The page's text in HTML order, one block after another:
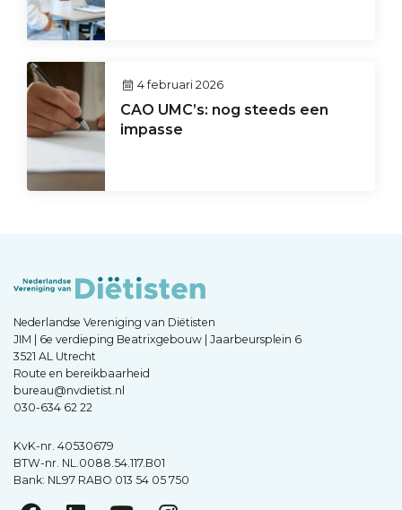
4 februari 2026
CAO UMC’s: nog steeds een
impasse
Nederlandse Vereniging van Diëtisten
JIM | 6e verdieping Beatrixgebouw | Jaarbeursplein 6
3521 AL Utrecht
Route en bereikbaarheid
bureau@nvdietist.nl
030-634 62 22
KvK-nr. 40530679
BTW-nr. NL.0088.54.117.B01
Bank: NL97 RABO 013 54 05 750